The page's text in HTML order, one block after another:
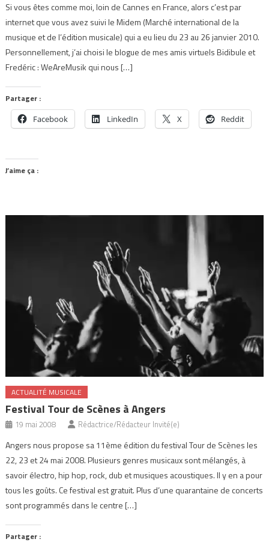
Si vous êtes comme moi, loin de Cannes en France, alors c’est par
internet que vous avez suivi le Midem (Marché international de la
musique et de l’édition musicale) qui a eu lieu du 23 au 26 janvier 2010.
Personnellement, j’ai choisi le blogue de mes amis virtuels Bidibule et
Fredéric : WeAreMusik qui nous […]
Partager :
Facebook LinkedIn X Reddit
J’aime ça :
ACTUALITÉ MUSICALE
Festival Tour de Scènes à Angers
19 mai 2008 Rédactrice/Rédacteur Invité(e)
Angers nous propose sa 11ème édition du festival Tour de Scènes les
22, 23 et 24 mai 2008. Plusieurs genres musicaux sont mélangés, à
savoir électro, hip hop, rock, dub et musiques acoustiques. Il y en a pour
tous les goûts. Ce festival est gratuit. Plus d’une quarantaine de concerts
sont programmés dans le centre […]
Partager :